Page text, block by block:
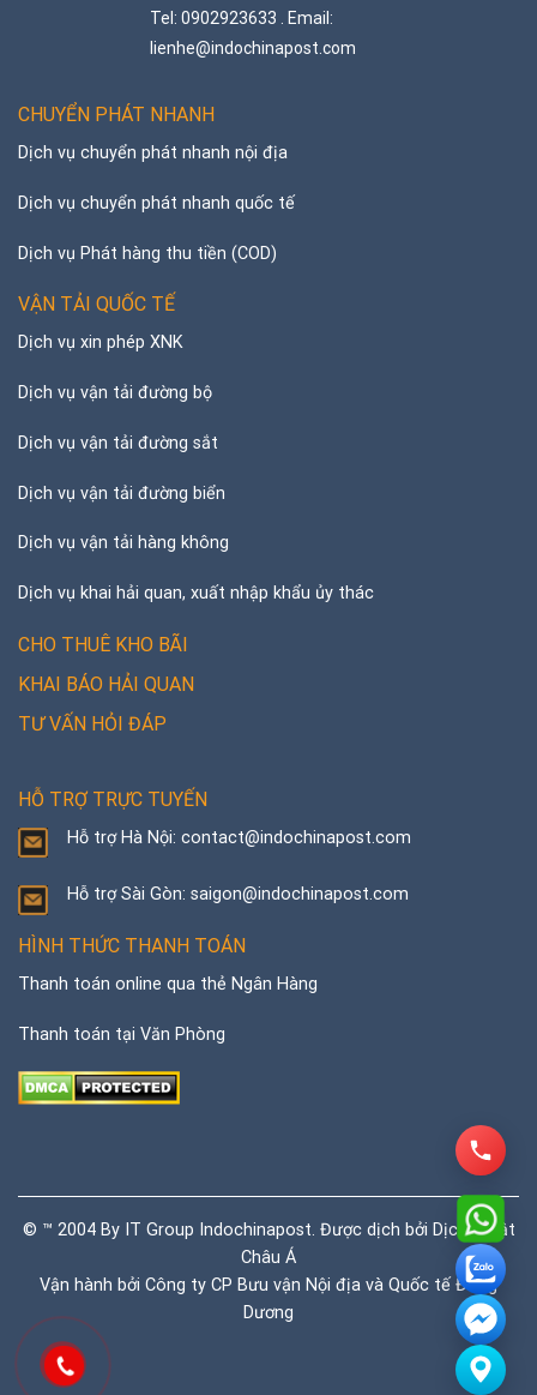
Tel: 0902923633 . Email:
lienhe@indochinapost.com
CHUYỂN PHÁT NHANH
Dịch vụ chuyển phát nhanh nội địa
Dịch vụ chuyển phát nhanh quốc tế
Dịch vụ Phát hàng thu tiền (COD)
VẬN TẢI QUỐC TẾ
Dịch vụ xin phép XNK
Dịch vụ vận tải đường bộ
Dịch vụ vận tải đường sắt
Dịch vụ vận tải đường biển
Dịch vụ vận tải hàng không
Dịch vụ khai hải quan, xuất nhập khẩu ủy thác
CHO THUÊ KHO BÃI
KHAI BÁO HẢI QUAN
TƯ VẤN HỎI ĐÁP
HỖ TRỢ TRỰC TUYẾN
Hỗ trợ Hà Nội: contact@indochinapost.com
Hỗ trợ Sài Gòn: saigon@indochinapost.com
HÌNH THỨC THANH TOÁN
Thanh toán online qua thẻ Ngân Hàng
Thanh toán tại Văn Phòng
© ™ 2004 By IT Group Indochinapost. Được dịch bởi Dịch thuật
Châu Á
Vận hành bởi Công ty CP Bưu vận Nội địa và Quốc tế Đông
Dương